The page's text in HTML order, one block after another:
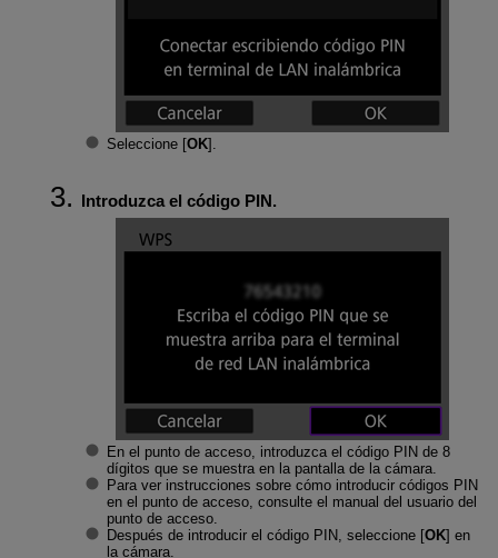
Seleccione [OK].
Introduzca el código PIN.
En el punto de acceso, introduzca el código PIN de 8
dígitos que se muestra en la pantalla de la cámara.
Para ver instrucciones sobre cómo introducir códigos PIN
en el punto de acceso, consulte el manual del usuario del
punto de acceso.
Después de introducir el código PIN, seleccione [OK] en
la cámara.